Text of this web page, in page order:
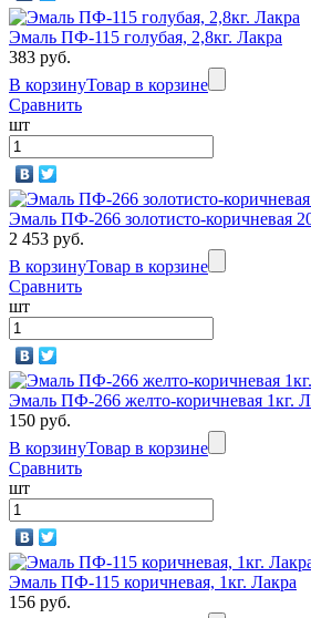
Эмаль ПФ-115 голубая, 2,8кг. Лакра
383 руб.
В корзинуТовар в корзине
Сравнить
шт
Эмаль ПФ-266 золотисто-коричневая
2 453 руб.
В корзинуТовар в корзине
Сравнить
шт
Эмаль ПФ-266 желто-коричневая 1кг.
150 руб.
В корзинуТовар в корзине
Сравнить
шт
Эмаль ПФ-115 коричневая, 1кг. Лакра
156 руб.